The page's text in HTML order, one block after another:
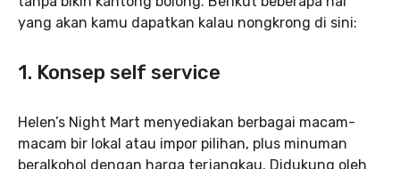
yang akan kamu dapatkan kalau nongkrong di sini:
1. Konsep self service
Helen’s Night Mart menyediakan berbagai macam-
macam bir lokal atau impor pilihan, plus minuman
beralkohol dengan harga terjangkau. Didukung oleh